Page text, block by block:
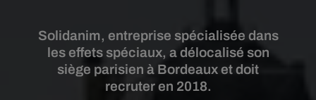
Solidanim, entreprise spécialisée dans
les effets spéciaux, a délocalisé son
siège parisien à Bordeaux et doit
recruter en 2018.